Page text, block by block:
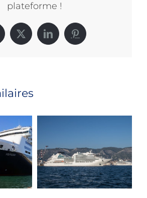
plateforme !
X LinkedInPinterest